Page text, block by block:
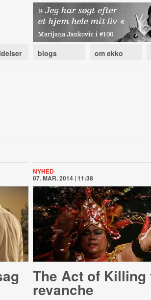
blogs om ekko
NYHED
07. MAR. 2014 | 11:38
The Act of Killing
revanche